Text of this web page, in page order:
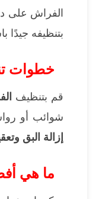
الفراش على
بتنظيفه جيدًا
خطوات
قم بتنظيف
شوائب أو
إزالة البق
ما هي